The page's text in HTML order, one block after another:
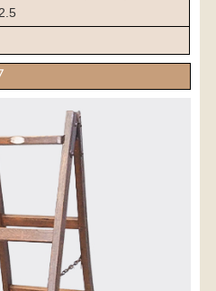
について〉
ておりません。
発送先地域によって異なり
中で「宅急便」を選択いた
算されます。
こちら →